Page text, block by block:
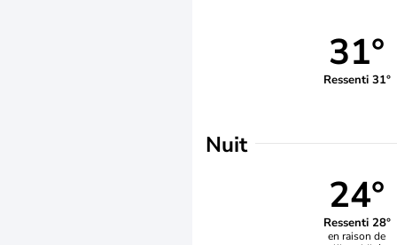
31°
Ressenti 31°
Nuit
24°
Ressenti 28°
en raison de